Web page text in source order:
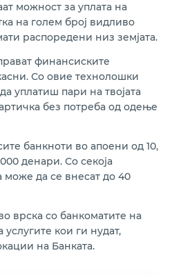
можност за уплата на
на голем број видливо
распоредени низ земјата.
финансиските
Со овие технолошки
уплатиш пари на твојата
без потреба од одење
банкноти во апоени од 10,
денари. Со секоја
може да се внесат до 40
врска со банкоматите на
кои ги нудат,
на Банката.